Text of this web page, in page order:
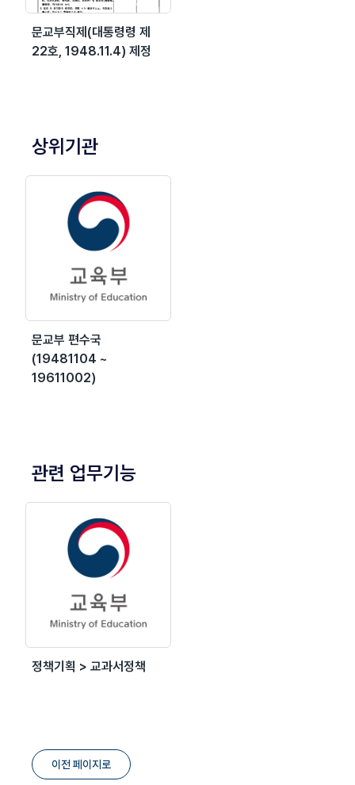
문교부직제(대통령령 제
22호, 1948.11.4) 제정
상위기관
문교부 편수국
(19481104 ~
19611002)
관련 업무기능
정책기획 > 교과서정책
이전 페이지로